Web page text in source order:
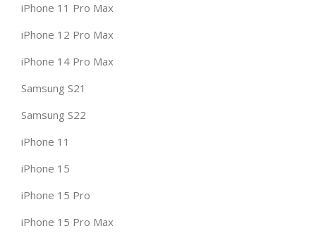
iPhone 11 Pro Max
iPhone 12 Pro Max
iPhone 14 Pro Max
Samsung S21
Samsung S22
iPhone 11
iPhone 15
iPhone 15 Pro
iPhone 15 Pro Max